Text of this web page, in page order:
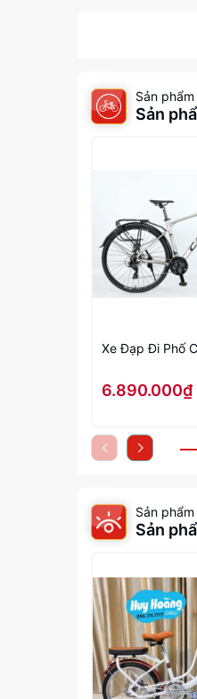
Sản phẩm
Sản
Xe Đạp Đi Phố
6.890.000₫
Sản phẩm
Sản